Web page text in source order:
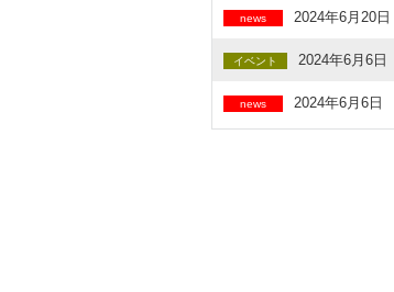
news 2024年6月20日
イベント 2024年6月6日
news 2024年6月6日